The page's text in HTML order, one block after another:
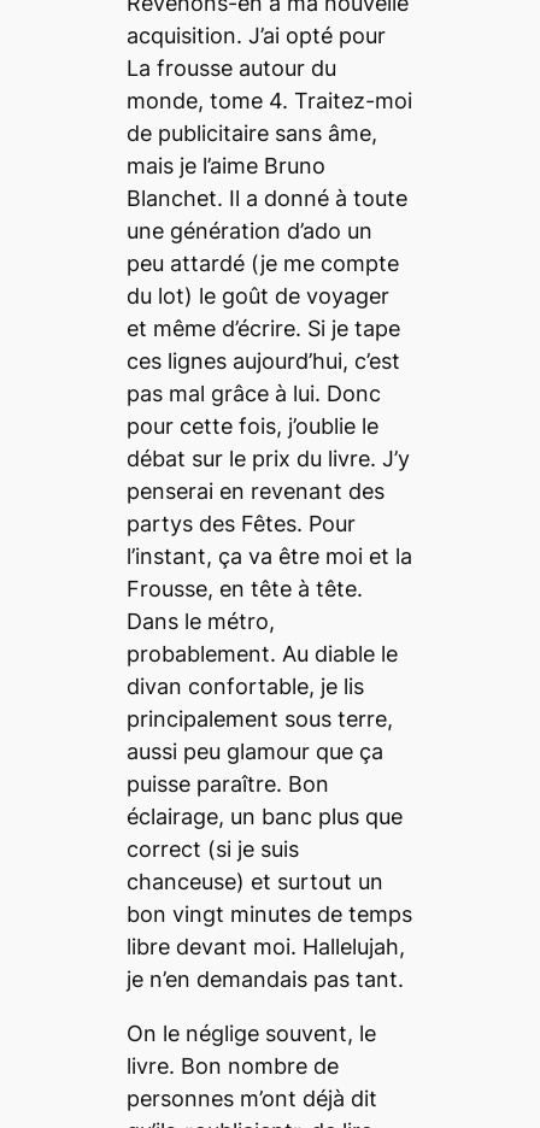
acquisition. J’ai opté pour
La frousse autour du
monde, tome 4. Traitez-moi
de publicitaire sans âme,
mais je l’aime Bruno
Blanchet. Il a donné à toute
une génération d’ado un
peu attardé (je me compte
du lot) le goût de voyager
et même d’écrire. Si je tape
ces lignes aujourd’hui, c’est
pas mal grâce à lui. Donc
pour cette fois, j’oublie le
débat sur le prix du livre. J’y
penserai en revenant des
partysdes Fêtes. Pour
l’instant, ça va être moi et la
Frousse, en tête à tête.
Dans le métro,
probablement. Au diable le
divan confortable, je lis
principalement sous terre,
aussi peu glamourque ça
puisse paraître. Bon
éclairage, un banc plus que
correct (si je suis
chanceuse) et surtout un
bon vingt minutes de temps
libre devant moi. Hallelujah,
je n’en demandais pas tant.
On le néglige souvent, le
livre. Bon nombre de
personnes m’ont déjà dit